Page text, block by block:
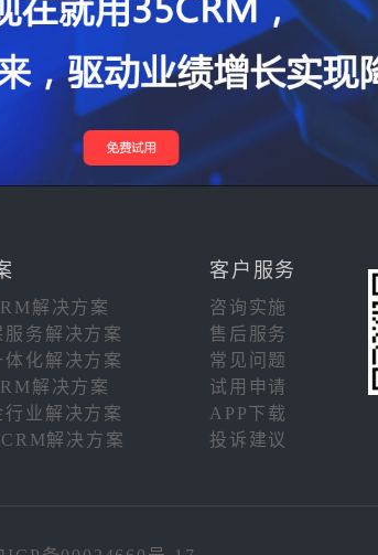
客户服务
解决方案
咨询实施
服务解决方案
售后服务
体化解决方案
常见问题
解决方案
试用申请
业解决方案
APP下载
解决方案
投诉建议